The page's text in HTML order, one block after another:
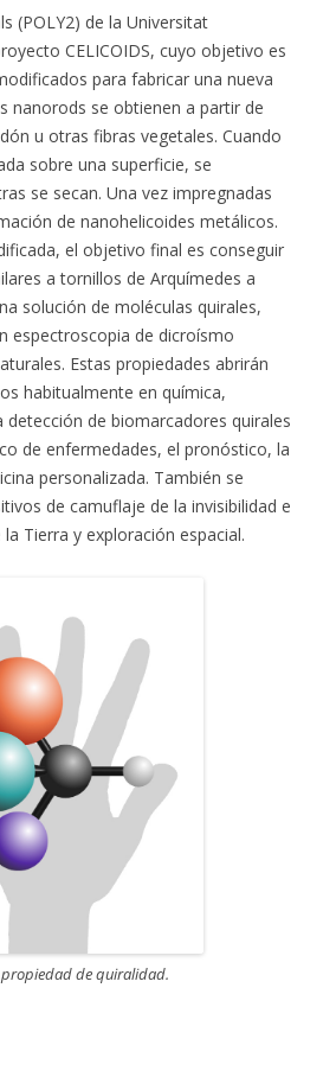
(POLY2) de la Universitat
CELICOIDS, cuyo objetivo es
para fabricar una nueva
nanorods se obtienen a partir de
u otras fibras vegetales. Cuando
sobre una superficie, se
se secan. Una vez impregnadas
de nanohelicoides metálicos.
el objetivo final es conseguir
a tornillos de Arquímedes a
solución de moléculas quirales,
espectroscopia de dicroísmo
Estas propiedades abrirán
habitualmente en química,
de biomarcadores quirales
de enfermedades, el pronóstico, la
personalizada. También se
de camuflaje de la invisibilidad e
Tierra y exploración espacial.
de quiralidad.